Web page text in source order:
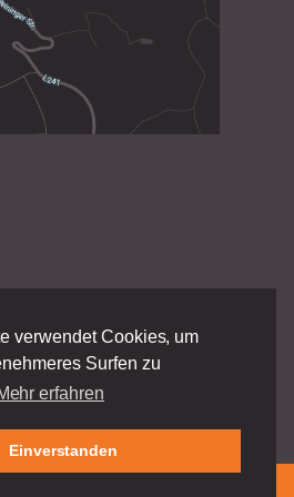
verwendet Cookies, um
Surfen zu
erfahren
Einverstanden